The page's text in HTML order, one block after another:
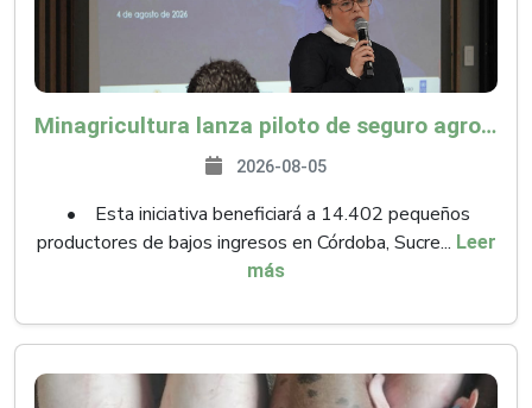
Minagricultura lanza piloto de seguro agropecuario por $9.625 millones para proteger a más de 14.000 pequeños productores contra riesgos del Fenómeno de El Niño
2026-08-05
• Esta iniciativa beneficiará a 14.402 pequeños
productores de bajos ingresos en Córdoba, Sucre... Leer
más